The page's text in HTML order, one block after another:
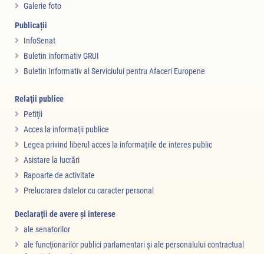
Galerie foto
Publicații
InfoSenat
Buletin informativ GRUI
Buletin Informativ al Serviciului pentru Afaceri Europene
Relaţii publice
Petiţii
Acces la informaţii publice
Legea privind liberul acces la informaţiile de interes public
Asistare la lucrări
Rapoarte de activitate
Prelucrarea datelor cu caracter personal
Declaraţii de avere şi interese
ale senatorilor
ale funcţionarilor publici parlamentari şi ale personalului contractual